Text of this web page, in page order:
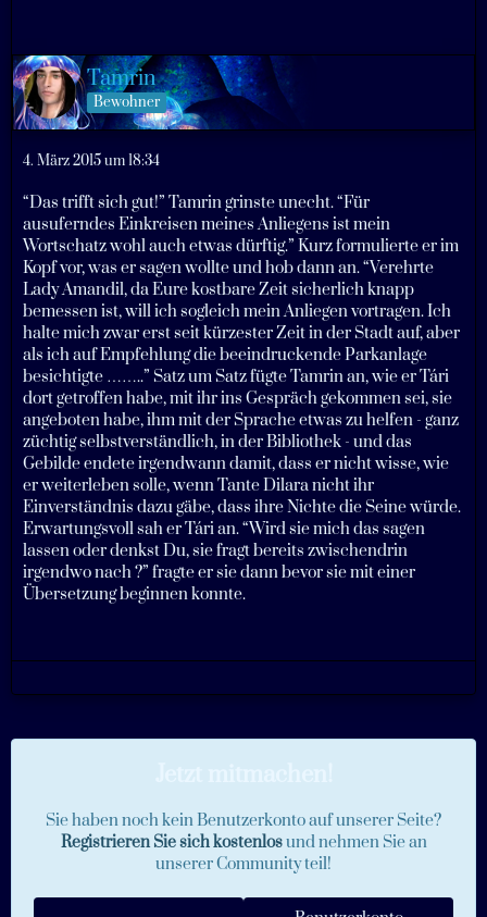
Tamrin
Bewohner
4. März 2015 um 18:34
“Das trifft sich gut!” Tamrin grinste unecht. “Für
ausuferndes Einkreisen meines Anliegens ist mein
Wortschatz wohl auch etwas dürftig.” Kurz formulierte er im
Kopf vor, was er sagen wollte und hob dann an. “Verehrte
Lady Amandil, da Eure kostbare Zeit sicherlich knapp
bemessen ist, will ich sogleich mein Anliegen vortragen. Ich
halte mich zwar erst seit kürzester Zeit in der Stadt auf, aber
als ich auf Empfehlung die beeindruckende Parkanlage
besichtigte ……..” Satz um Satz fügte Tamrin an, wie er Tári
dort getroffen habe, mit ihr ins Gespräch gekommen sei, sie
angeboten habe, ihm mit der Sprache etwas zu helfen - ganz
züchtig selbstverständlich, in der Bibliothek - und das
Gebilde endete irgendwann damit, dass er nicht wisse, wie
er weiterleben solle, wenn Tante Dilara nicht ihr
Einverständnis dazu gäbe, dass ihre Nichte die Seine würde.
Erwartungsvoll sah er Tári an. “Wird sie mich das sagen
lassen oder denkst Du, sie fragt bereits zwischendrin
irgendwo nach ?” fragte er sie dann bevor sie mit einer
Übersetzung beginnen konnte.
Sie haben noch kein Benutzerkonto auf unserer Seite?
Registrieren Sie sich kostenlosund nehmen Sie an
unserer Community teil!